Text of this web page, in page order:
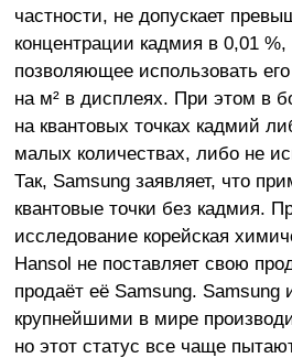
частности, не допускает
концентрации кадмия в 0,01
позволяющее использовать
на м² в дисплеях. При этом в
на квантовых точках кадмий
малых количествах, либо не
Так, Samsung заявляет, что
квантовые точки без кадмия.
исследование корейская
Hansol не поставляет свою
продаёт её Samsung. Samsung
крупнейшими в мире
но этот статус все чаще